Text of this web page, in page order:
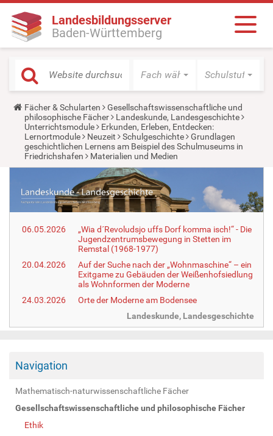
Landesbildungsserver
Baden-Württemberg
Fach wählen Schulstufe
Y
o
u
a
r
e
h
e
:
Fächer & Schularten
Gesellschaftswissenschaftliche und
philosophische Fächer
Landeskunde, Landesgeschichte
Unterrichtsmodule
Erkunden, Erleben, Entdecken:
Lernortmodule
Neuzeit Schulgeschichte
Grundlagen
geschichtlichen Lernens am Beispiel des Schulmuseums in
Friedrichshafen
Materialien und Medien
06.05.2026
„Wia d´Revoludsjo uffs Dorf komma isch!“ - Die
Jugendzentrumsbewegung in Stetten im
Remstal (1968-1977)
20.04.2026
Auf der Suche nach der „Wohnmaschine“ – ein
Exitgame zu Gebäuden der Weißenhofsiedlung
als Wohnformen der Moderne
24.03.2026
Orte der Moderne am Bodensee
Landeskunde, Landesgeschichte
Navigation
Mathematisch-naturwissenschaftliche Fächer
Gesellschaftswissenschaftliche und philosophische Fächer
Ethik